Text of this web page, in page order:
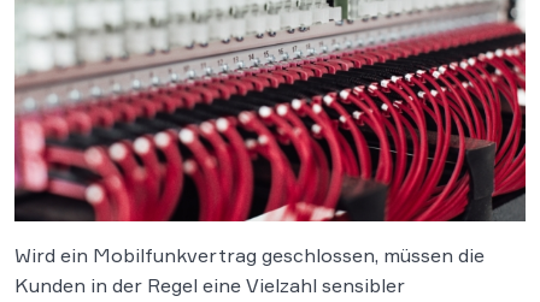
Wird ein Mobilfunkvertrag geschlossen, müssen die
Kunden in der Regel eine Vielzahl sensibler